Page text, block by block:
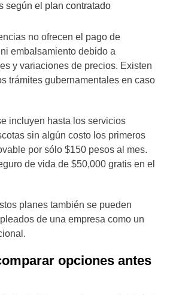
según el plan contratado
no ofrecen el pago de
embalsamiento debido a
y variaciones de precios. Existen
trámites gubernamentales en caso
incluyen hasta los servicios
sin algún costo los primeros
por sólo $150 pesos al mes.
de vida de $50,000 gratis en el
planes también se pueden
de una empresa como un
opciones antes